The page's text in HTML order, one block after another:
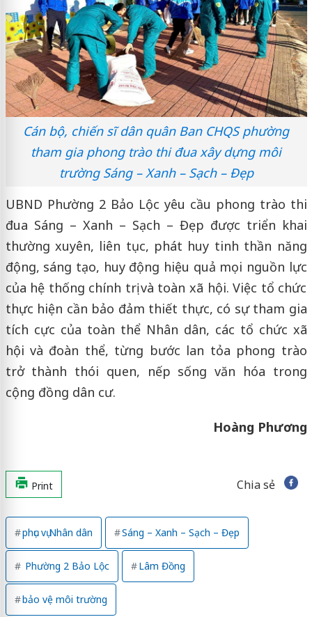
Cán bộ, chiến sĩ dân quân Ban CHQS phường
tham gia phong trào thi đua xây dựng môi
trường Sáng – Xanh – Sạch – Đẹp
UBND Phường 2 Bảo Lộc yêu cầu phong trào thi
đua Sáng – Xanh – Sạch – Đẹp được triển khai
thường xuyên, liên tục, phát huy tinh thần năng
động, sáng tạo, huy động hiệu quả mọi nguồn lực
của hệ thống chính trị và toàn xã hội. Việc tổ chức
thực hiện cần bảo đảm thiết thực, có sự tham gia
tích cực của toàn thể Nhân dân, các tổ chức xã
hội và đoàn thể, từng bước lan tỏa phong trào
trở thành thói quen, nếp sống văn hóa trong
cộng đồng dân cư.
Hoàng Phương
Print Chia sẻ
phục vụ Nhân dân Sáng – Xanh – Sạch – Đẹp
Phường 2 Bảo Lộc Lâm Đồng
bảo vệ môi trường